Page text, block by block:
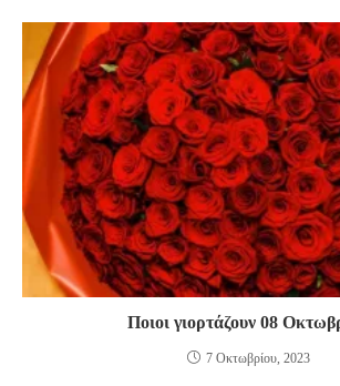
Ποιοι γιορτάζουν 08
7 Οκτωβρίου, 2023